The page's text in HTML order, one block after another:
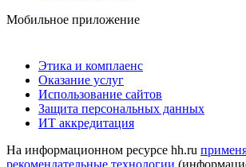
Мобильное приложение
Этика и комплаенс
Оказание услуг
Использование сайтов
Защита персональных данных
ИТ аккредитация
На информационном ресурсе hh.ru
рекомендательные технологии